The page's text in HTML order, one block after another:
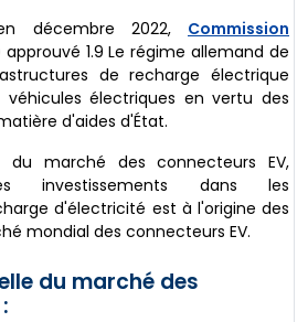
décembre 2022, Commission
approuvé 1.9 Le régime allemand de
de recharge électrique
véhicules électriques en vertu des
d'aides d'État.
du marché des connecteurs EV,
investissements dans les
d'électricité est à l'origine des
mondial des connecteurs EV.
du marché des